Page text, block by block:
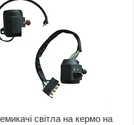
світла на кермо на